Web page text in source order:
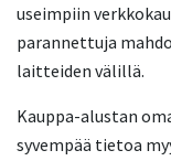
useimpiin
parannettuja
laitteiden välillä.
Kauppa-alustan
syvempää tietoa